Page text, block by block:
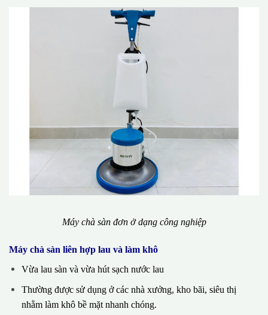
Máy chà sàn đơn ở dạng công nghiệp
Máy chà sàn liên hợp lau và làm khô
Vừa lau sàn và vừa hút sạch nước lau
Thường được sử dụng ở các nhà xưởng, kho bãi, siêu thị
nhằm làm khô bề mặt nhanh chóng.